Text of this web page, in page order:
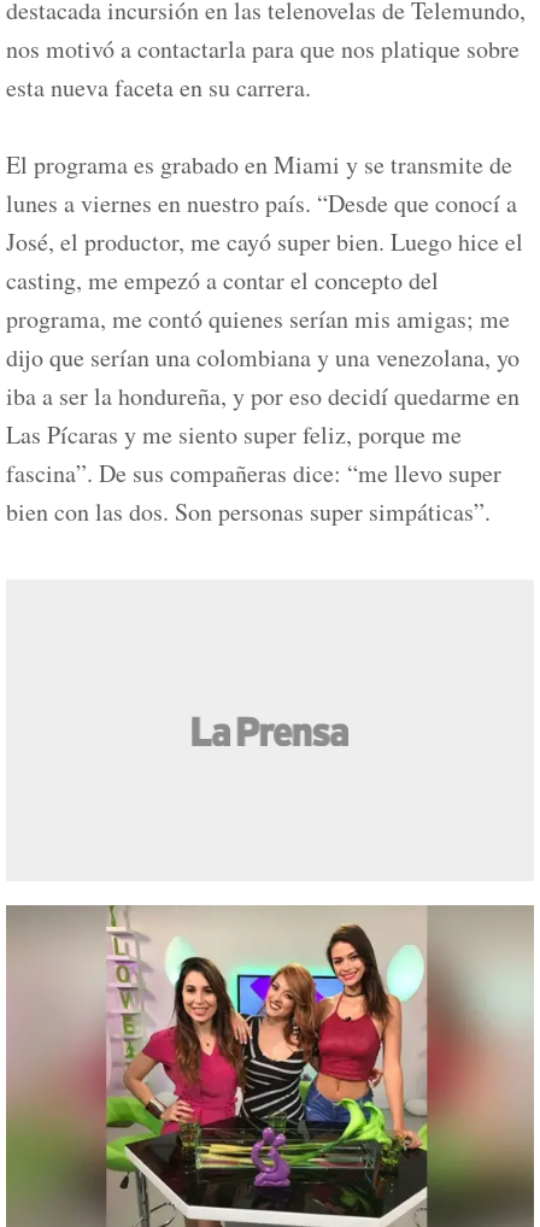
destacada incursión en las telenovelas de Telemundo,
nos motivó a contactarla para que nos platique sobre
esta nueva faceta en su carrera.
El programa es grabado en Miami y se transmite de
lunes a viernes en nuestro país. “Desde que conocí a
José, el productor, me cayó super bien. Luego hice el
casting, me empezó a contar el concepto del
programa, me contó quienes serían mis amigas; me
dijo que serían una colombiana y una venezolana, yo
iba a ser la hondureña, y por eso decidí quedarme en
Las Pícaras y me siento super feliz, porque me
fascina”. De sus compañeras dice: “me llevo super
bien con las dos. Son personas super simpáticas”.